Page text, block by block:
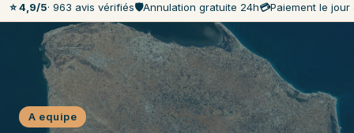
⭐ 4,9/5· 963 avis vérifiés🛡️Annulation gratuite 24h💳Paiement le jour
A equipe